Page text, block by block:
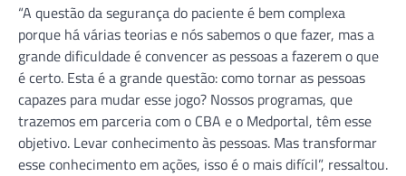
“A questão da segurança do paciente é bem complexa
porque há várias teorias e nós sabemos o que fazer, mas a
grande dificuldade é convencer as pessoas a fazerem o que
é certo. Esta é a grande questão: como tornar as pessoas
capazes para mudar esse jogo? Nossos programas, que
trazemos em parceria com o CBA e o Medportal, têm esse
objetivo. Levar conhecimento às pessoas. Mas transformar
esse conhecimento em ações, isso é o mais difícil”, ressaltou.